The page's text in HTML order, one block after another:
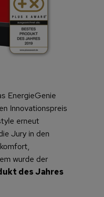
EnergieGenie
Innovationspreis
erneut
Jury in den
wurde der
des Jahres